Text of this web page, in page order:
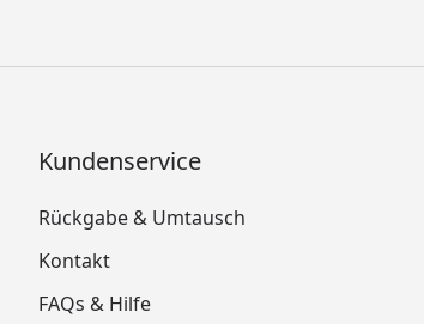
Kundenservice
Rückgabe & Umtausch
Kontakt
FAQs & Hilfe